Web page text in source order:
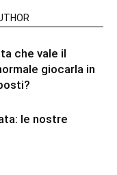
che vale il
giocarla in
le nostre